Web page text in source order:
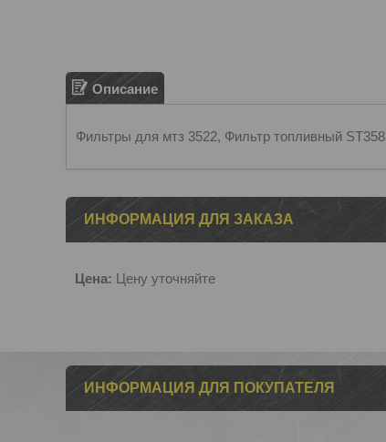
Описание
Фильтры для мтз 3522, Фильтр топливный ST358
ИНФОРМАЦИЯ ДЛЯ ЗАКАЗА
Цена: Цену уточняйте
ИНФОРМАЦИЯ ДЛЯ ПОКУПАТЕЛЯ